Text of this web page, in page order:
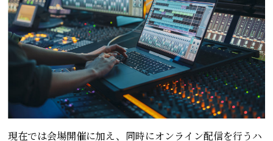
現在では会場開催に加え、同時にオンライン配信を行うハ